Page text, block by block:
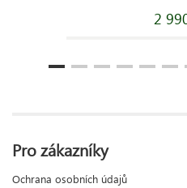
2
Pro zákazníky
Ochrana osobních údajů